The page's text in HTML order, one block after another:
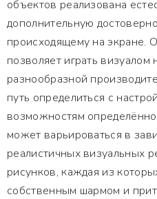
объектов реализована
дополнительную
происходящему на экране.
позволяет играть визуалом
разнообразной
путь определиться с
возможностям
может варьироваться в
реалистичных визуальных
рисунков, каждая из
собственным шармом и